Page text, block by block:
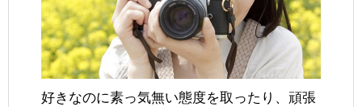
好きなのに素っ気無い態度を取ったり、頑張